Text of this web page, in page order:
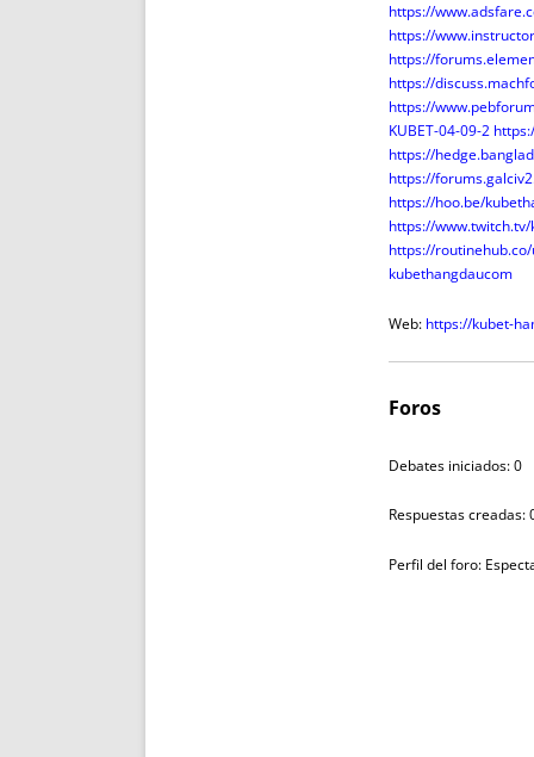
https://
https://
https://
https://
https://
KUBET-04-09-2
https://
https://
https://hoo.be/
https://
https://
kubethangdaucom
Web: https://kubet-
Foros
Debates iniciados: 0
Respuestas creadas:
Perfil del foro: